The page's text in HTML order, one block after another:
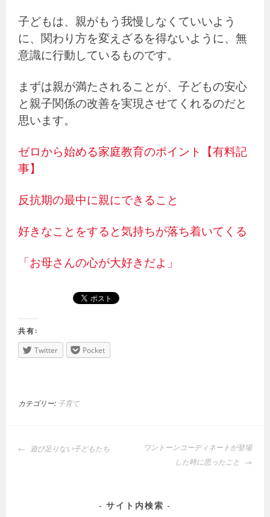
子どもは、親がもう我慢しなくていいよう
に、関わり方を変えざるを得ないように、無
意識に行動しているものです。
まずは親が満たされることが、子どもの安心
と親子関係の改善を実現させてくれるのだと
思います。
ゼロから始める家庭教育のポイント【有料記
事】
反抗期の最中に親にできること
好きなことをすると気持ちが落ち着いてくる
「お母さんの心が大好きだよ」
共有:
Twitter
Pocket
カテゴリー: 子育て
投遊び足りない子どもたち
ワントーンコーディネートが登場
した時に思ったこと
サイト内検索